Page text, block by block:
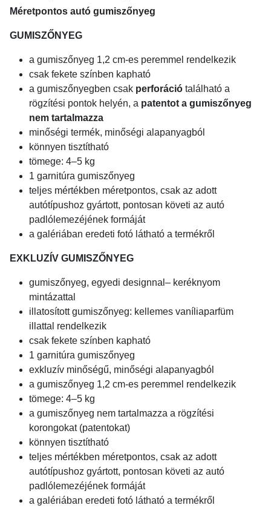
Méretpontos autó gumiszőnyeg
GUMISZŐNYEG
a gumiszőnyeg 1,2 cm-es peremmel rendelkezik
csak fekete színben kapható
a gumiszőnyegben csak perforáció található a
rögzítési pontok helyén, a patentot a gumiszőnyeg
nem tartalmazza
minőségi termék, minőségi alapanyagból
könnyen tisztítható
tömege: 4–5 kg
1 garnitúra gumiszőnyeg
teljes mértékben méretpontos, csak az adott
autótípushoz gyártott, pontosan követi az autó
padlólemezéjének formáját
a galériában eredeti fotó látható a termékről
EXKLUZÍV GUMISZŐNYEG
gumiszőnyeg, egyedi designnal– keréknyom
mintázattal
illatosított gumiszőnyeg: kellemes vaníliaparfüm
illattal rendelkezik
csak fekete színben kapható
1 garnitúra gumiszőnyeg
exkluzív minőségű, minőségi alapanyagból
a gumiszőnyeg 1,2 cm-es peremmel rendelkezik
tömege: 4–5 kg
a gumiszőnyeg nem tartalmazza a rögzítési
korongokat (patentokat)
könnyen tisztítható
teljes mértékben méretpontos, csak az adott
autótípushoz gyártott, pontosan követi az autó
padlólemezéjének formáját
a galériában eredeti fotó látható a termékről